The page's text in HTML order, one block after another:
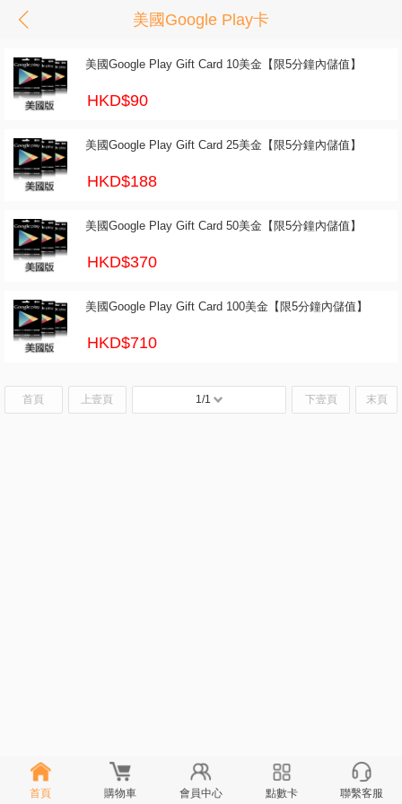
美國Google Play卡
美國Google Play Gift Card 10美金【限5分鐘內儲值】
HKD$90
美國Google Play Gift Card 25美金【限5分鐘內儲值】
HKD$188
美國Google Play Gift Card 50美金【限5分鐘內儲值】
HKD$370
美國Google Play Gift Card 100美金【限5分鐘內儲值】
HKD$710
首頁 上壹頁 1/1 下壹頁 末頁
首頁 購物車 會員中心 點數卡 聯繫客服